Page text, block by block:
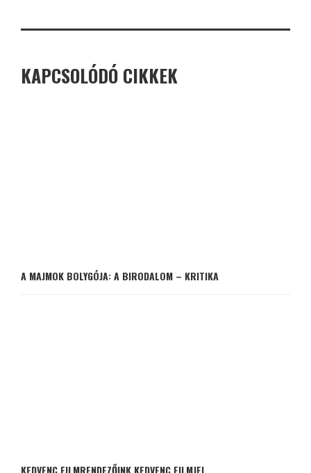
KAPCSOLÓDÓ CIKKEK
A MAJMOK BOLYGÓJA: A BIRODALOM – KRITIKA
KEDVENC FILMRENDEZŐINK KEDVENC FILMJEI